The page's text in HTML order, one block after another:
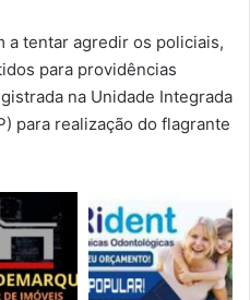
a tentar agredir os policiais,
para providências
na Unidade Integrada
para realização do flagrante